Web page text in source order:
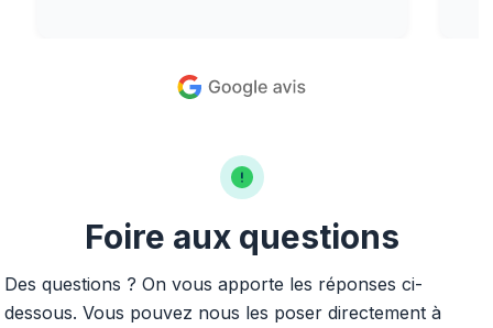
Foire aux questions
Des questions ? On vous apporte les réponses ci-
dessous. Vous pouvez nous les poser directement à